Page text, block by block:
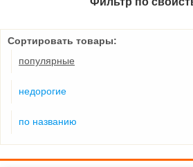
Сортировать товары:
популярные
недорогие
по названию